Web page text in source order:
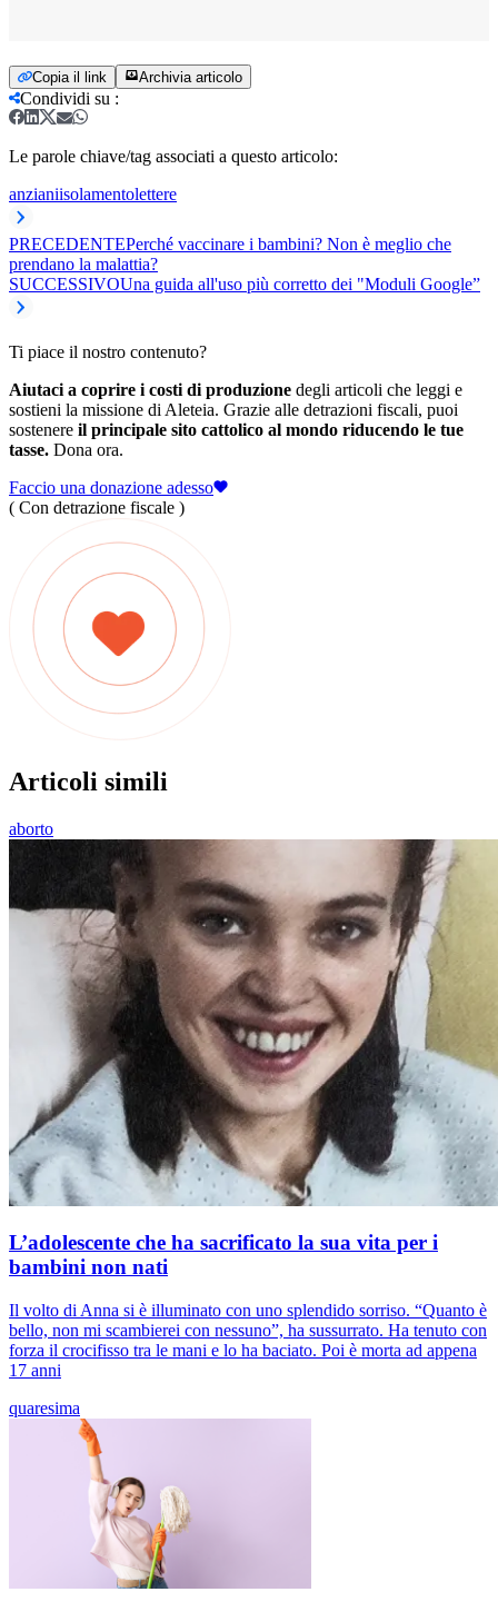
Copia il link Archivia articolo
Condividi su :
Le parole chiave/tag associati a questo articolo:
anzianiisolamentolettere
PRECEDENTEPerché vaccinare i bambini? Non è meglio che
prendano la malattia?
SUCCESSIVOUna guida all'uso più corretto dei "Moduli Google”
Ti piace il nostro contenuto?
Aiutaci a coprire i costi di produzione degli articoli che leggi e
sostieni la missione di Aleteia. Grazie alle detrazioni fiscali, puoi
sostenere il principale sito cattolico al mondo riducendo le tue
tasse. Dona ora.
Faccio una donazione adesso
( Con detrazione fiscale )
Articoli simili
aborto
L’adolescente che ha sacrificato la sua vita per i
bambini non nati
Il volto di Anna si è illuminato con uno splendido sorriso. “Quanto è
bello, non mi scambierei con nessuno”, ha sussurrato. Ha tenuto con
forza il crocifisso tra le mani e lo ha baciato. Poi è morta ad appena
17 anni
quaresima